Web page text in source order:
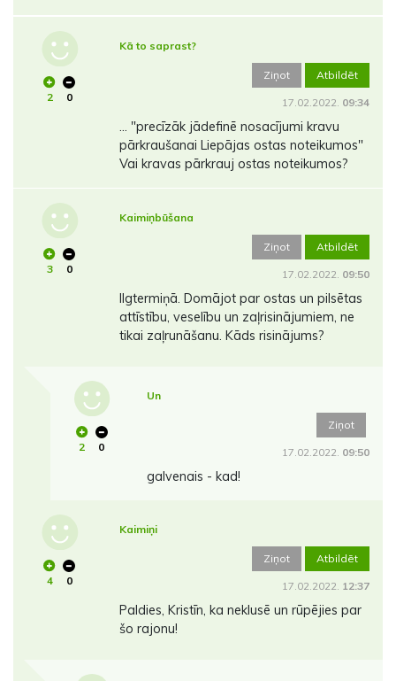
2 0
Kā to saprast?
Ziņot Atbildēt
17.02.2022. 09:34
... "precīzāk jādefinē nosacījumi kravu
pārkraušanai Liepājas ostas noteikumos"
Vai kravas pārkrauj ostas noteikumos?
3 0
Kaimiņbūšana
Ziņot Atbildēt
17.02.2022. 09:50
Ilgtermiņā. Domājot par ostas un pilsētas
attīstību, veselību un zaļrisinājumiem, ne
tikai zaļrunāšanu. Kāds risinājums?
2 0
Un
Ziņot
17.02.2022. 09:50
galvenais - kad!
4 0
Kaimiņi
Ziņot Atbildēt
17.02.2022. 12:37
Paldies, Kristīn, ka neklusē un rūpējies par
šo rajonu!